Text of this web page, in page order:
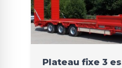
Plateau fixe 3